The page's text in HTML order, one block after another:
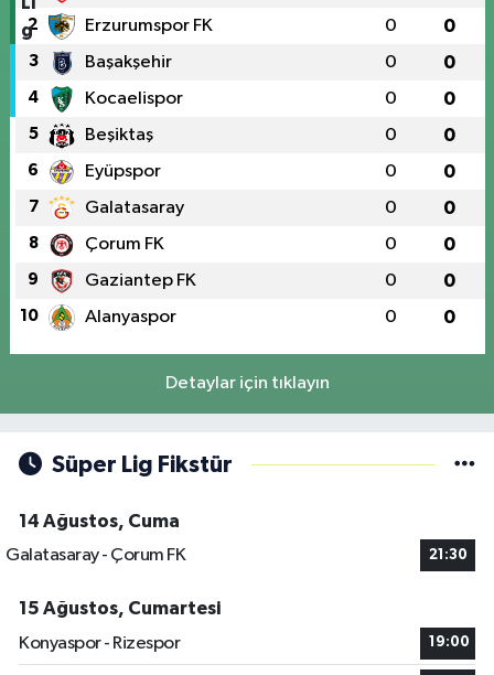
2 Erzurumspor FK 0 0
3 Başakşehir 0 0
4 Kocaelispor 0 0
5 Beşiktaş 0 0
6 Eyüpspor 0 0
7 Galatasaray 0 0
8 Çorum FK 0 0
9 Gaziantep FK 0 0
10 Alanyaspor 0 0
Detaylar için tıklayın
Süper Lig Fikstür
14 Ağustos, Cuma
Galatasaray - Çorum FK
21:30
15 Ağustos, Cumartesi
Konyaspor - Rizespor
19:00